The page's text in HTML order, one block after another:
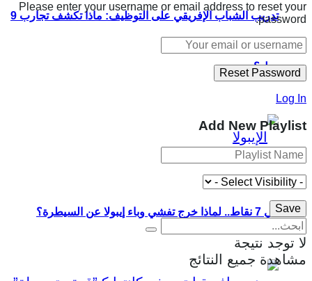
تدريب الشباب الإفريقي على التوظيف: ماذا تكشف تجارب 9
دول؟
في 7 نقاط.. لماذا خرج تفشي وباء إيبولا عن السيطرة؟
Please enter your username or email address to reset your
password.
Log In
Add New Playlist
لا توجد نتيجة
مشاهدة جميع النتائج